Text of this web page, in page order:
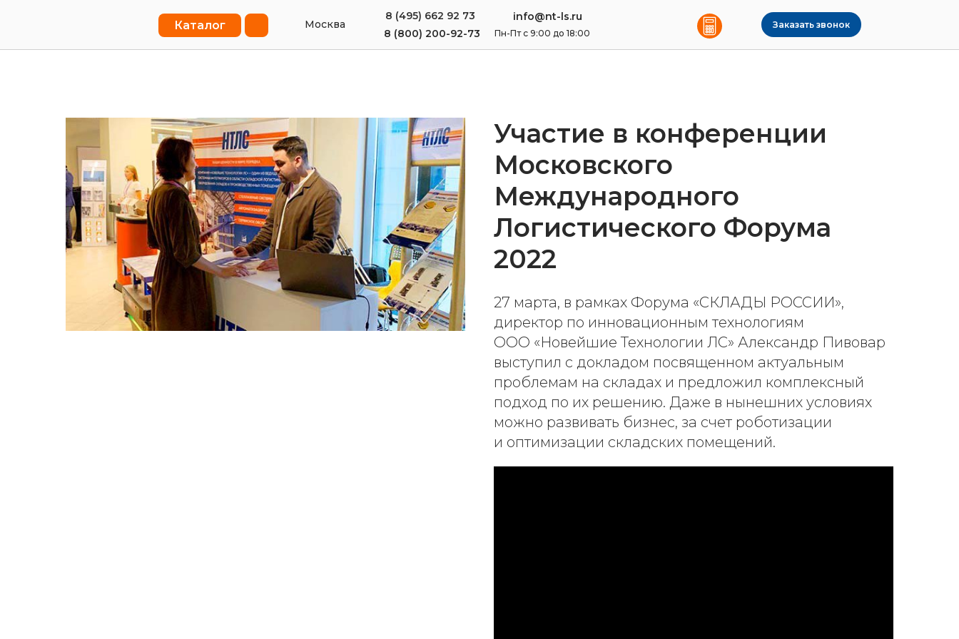
Заказать звонок
Москва
8 (495) 662 92 73
8 (800) 200-92-73
info@nt-ls.ru
Пн-Пт с 9:00 до 18:00
Каталог
Участие в конференции
Московского
Международного
Логистического Форума
2022
27 марта, в рамках Форума «СКЛАДЫ РОССИИ»,
директор по инновационным технологиям
ООО «Новейшие Технологии ЛС» Александр Пивовар
выступил с докладом посвященном актуальным
проблемам на складах и предложил комплексный
подход по их решению. Даже в нынешних условиях
можно развивать бизнес, за счет роботизации
и оптимизации складских помещений.